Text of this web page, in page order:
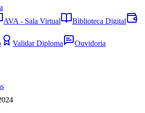
AVA - Sala Virtual
Biblioteca Digital
Validar Diploma
Ouvidoria